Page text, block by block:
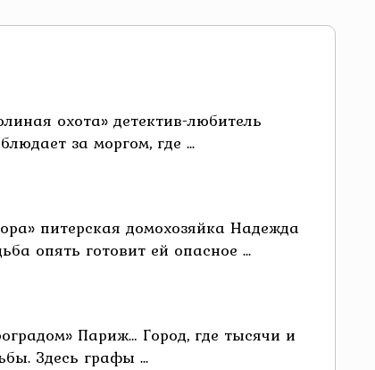
охота» детектив-любитель
за моргом, где ...
питерская домохозяйка Надежда
опять готовит ей опасное ...
Париж… Город, где тысячи и
Здесь графы ...